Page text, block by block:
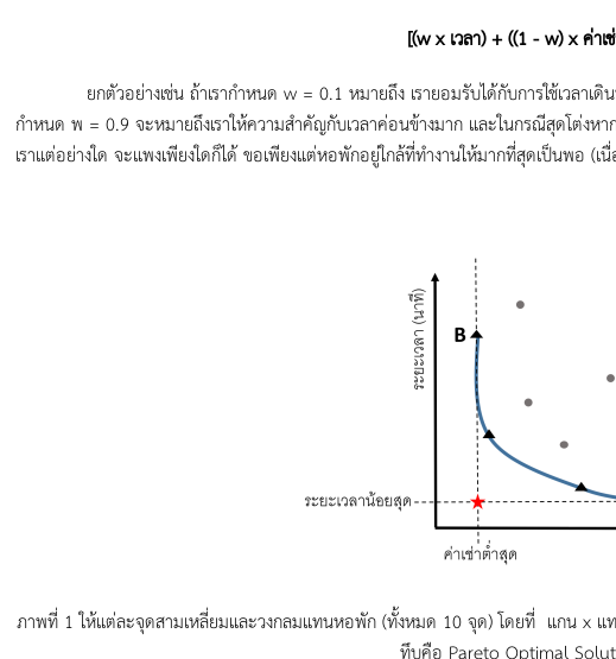
[(w x เวลา) + ((1 - w) x ค่าเ
ยกตัวอย่างเช่น ถ้าเรากำหนด w = 0.1 หมายถึง เรายอมรับได้กับการใช้เวลาเดินท
กำหนด พ = 0.9 จะหมายถึงเราให้ความสำคัญกับเวลาค่อนข้างมาก และในกรณีสุดโต่งห
เราแต่อย่างใด จะแพงเพียงใดก็ได้ ขอเพียงแต่หอพักอยู่ใกล้ที่ทำงานให้มากที่สุดเป็นพอ (
ภาพที่ 1 ให้แต่ละจุดสามเหลี่ยมและวงกลมแทนหอพัก (ทั้งหมด 10 จุด) โดยที่ แกน x แท
ทึบคือ Pareto Optimal